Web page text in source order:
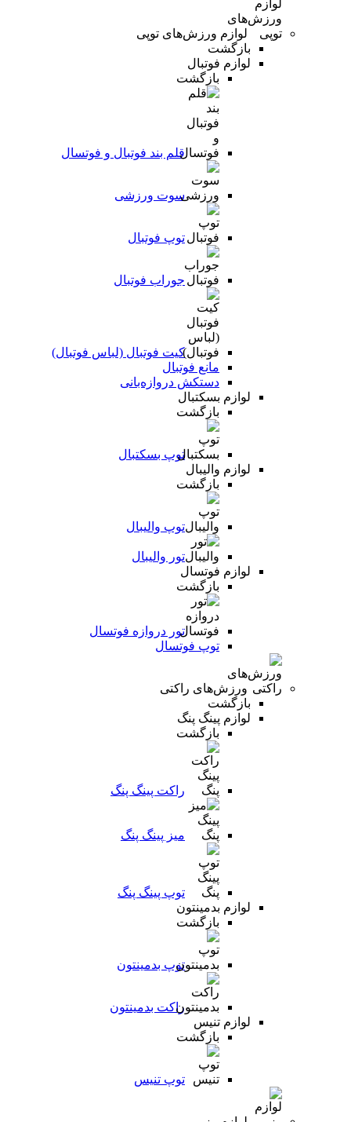
لوازم ورزش‌های توپی
بازگشت
لوازم فوتبال
بازگشت
قلم بند فوتبال و فوتسال
سوت ورزشی
توپ فوتبال
جوراب فوتبال
کیت فوتبال (لباس فوتبال)
مانع فوتبال
دستکش دروازه‌بانی
لوازم بسکتبال
بازگشت
توپ بسکتبال
لوازم والیبال
بازگشت
توپ والیبال
تور والیبال
لوازم فوتسال
بازگشت
تور دروازه فوتسال
توپ فوتسال
ورزش‌های راکتی
بازگشت
لوازم پینگ پنگ
بازگشت
راکت پینگ پنگ
میز پینگ پنگ
توپ پینگ پنگ
لوازم بدمینتون
بازگشت
توپ بدمینتون
راکت بدمینتون
لوازم تنیس
بازگشت
توپ تنیس